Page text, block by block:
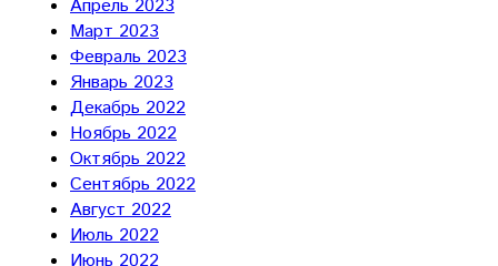
Апрель 2023
Март 2023
Февраль 2023
Январь 2023
Декабрь 2022
Ноябрь 2022
Октябрь 2022
Сентябрь 2022
Август 2022
Июль 2022
Июнь 2022